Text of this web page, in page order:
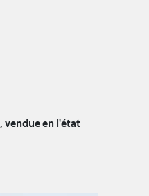
vendue en l'état